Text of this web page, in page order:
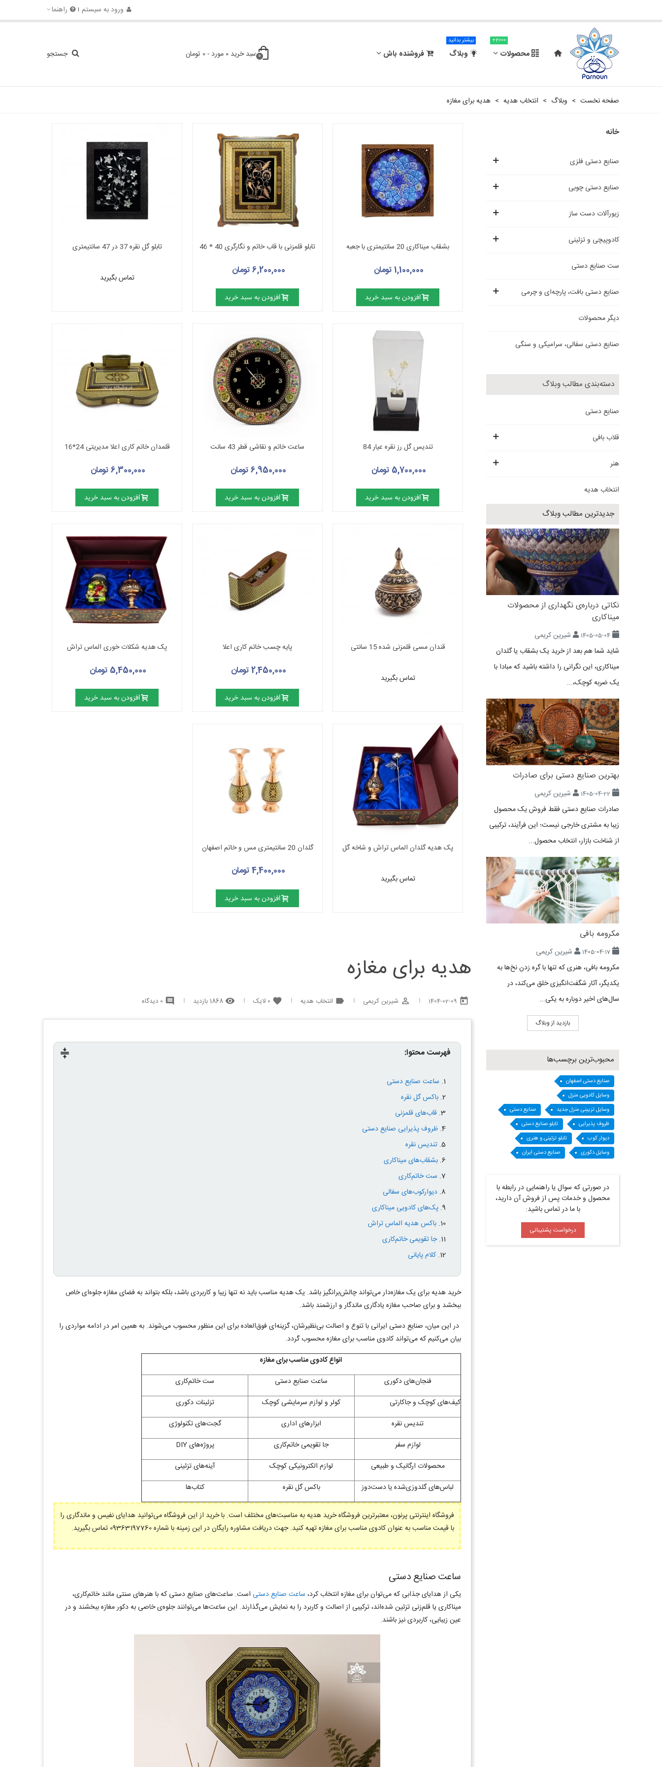
ورود به سیستم راهنما
محصولات
2000+
وبلاگ
بیشتر بدانید
فروشنده باش 0سبد خرید 0 مورد -0 تومان جستجو
صفحه نخست > وبلاگ > انتخاب هدیه > هدیه برای مغازه
خانه
صنایع دستی فلزی
صنایع دستی چوبی
زیورآلات دست ساز
کادوپیچی و تزئینی
ست صنایع دستی
صنایع دستی بافت، پارچه‌ای و چرمی
دیگر محصولات
صنایع دستی سفالی، سرامیکی و سنگی
دسته‌بندی مطالب وبلاگ
صنایع دستی
قلاب بافی
هنر
انتخاب هدیه
جدیدترین مطالب وبلاگ
نکاتی درباره‌ی نگهداری از محصولات
میناکاری
1405-05-04
شیرین کریمی
شاید شما هم بعد از خرید یک بشقاب یا گلدان
میناکاری، این نگرانی را داشته باشید که مبادا با
یک ضربه کوچک،...
بهترین صنایع دستی برای صادرات
1405-04-22
شیرین کریمی
صادرات صنایع دستی فقط فروش یک محصول
زیبا به مشتری خارجی نیست؛ این فرآیند، ترکیبی
از شناخت بازار، انتخاب محصول...
مکرومه بافی
1405-04-17
شیرین کریمی
مکرومه بافی، هنری که تنها با گره زدن نخ‌ها به
یکدیگر، آثار شگفت‌انگیزی خلق می‌کند، در
سال‌های اخیر دوباره به یکی...
بازدید از وبلاگ
محبوب‌ترین برچسب‌ها
صنایع دستی اصفهان
وسایل کادویی منزل
وسایل تزیینی منزل جدید
صنایع دستی
ظروف پذیرایی
تابلو صنایع دستی
دیوار کوب
تابلو تزئینی و هنری
وسایل دکوری
صنایع دستی ایران
در صورتی که سوال یا راهنمایی در رابطه با
محصول و خدمات پس از فروش آن دارید،
با ما در تماس باشید:
درخواست پشتیبانی
بشقاب میناکاری 20 سانتیمتری با جعبه
1,100,000 تومان
افزودن به سبد خرید
تابلو قلمزنی با قاب خاتم و نگارگری 40 * 46
6,200,000 تومان
افزودن به سبد خرید
تابلو گل نقره 37 در 47 سانتیمتری
تماس بگیرید
تندیس گل رز نقره عیار 84
5,700,000 تومان
افزودن به سبد خرید
ساعت خاتم و نقاشی قطر 43 سانت
6,950,000 تومان
افزودن به سبد خرید
قلمدان خاتم کاری اعلا مدیریتی 24*16
6,300,000 تومان
افزودن به سبد خرید
قندان مسی قلمزنی شده 15 سانتی
تماس بگیرید
پایه چسب خاتم کاری اعلا
2,450,000 تومان
افزودن به سبد خرید
پک هدیه شکلات خوری الماس تراش
5,450,000 تومان
افزودن به سبد خرید
پک هدیه گلدان الماس تراش و شاخه گل
تماس بگیرید
گلدان 20 سانتیمتری مس و خاتم اصفهان
4,400,000 تومان
افزودن به سبد خرید
هدیه برای مغازه
today
1404-02-09
perm_identity شیرین کریمی label انتخاب هدیه favorite
0 لایک remove_red_eye 1868 بازدید comment 0 دیدگاه
compress فهرست محتوا:
ساعت صنایع دستی
باکس گل نقره
قاب‌های قلمزنی
ظروف پذیرایی صنایع دستی
تندیس نقره
بشقاب‌های میناکاری
ست خاتم‌کاری
دیوارکوب‌های سفالی
پک‌های کادویی میناکاری
باکس هدیه الماس تراش
جا تقویمی خاتم‌کاری
کلام پایانی
خرید هدیه برای یک مغازه‌دار می‌تواند چالش‌برانگیز باشد. یک هدیه‌ مناسب باید نه ‌تنها زیبا و کاربردی باشد، بلکه بتواند به فضای مغازه جلوه‌ای خاص
ببخشد و برای صاحب مغازه یادگاری ماندگار و ارزشمند باشد.
در این میان، صنایع دستی ایرانی با تنوع و اصالت بی‌نظیرشان، گزینه‌ای فوق‌العاده برای این منظور محسوب می‌شوند. به همین امر در ادامه مواردی را
بیان می‌کنیم که می‌تواند کادوی مناسب برای مغازه محسوب گردد.
انواع کادوی مناسب برای مغازه
فنجان‌های دکوری
ساعت صنایع دستی
ست خاتم‌کاری
کیف‌های کوچک و جاکارتی
کولر و لوازم سرمایشی کوچک
تزئینات دکوری
تندیس نقره
ابزارهای اداری
گجت‌های تکنولوژی
لوازم سفر
جا تقویمی خاتم‌کاری پروژه‌هایDIY
محصولات ارگانیک و طبیعی
لوازم الکترونیکی کوچک
آینه‌های تزئینی
لباس‌های گلدوزی‌شده یا دست‌دوز
باکس گل نقره کتاب‌ها
فروشگاه اینترنتی پرنون، معتبرترین فروشگاه خرید هدیه به مناسبت‌های مختلف است. با خرید از این فروشگاه می‌توانید هدایای نفیس و ماندگاری را
با قیمت مناسب به عنوان کادوی مناسب برای مغازه تهیه کنید. جهت دریافت مشاوره رایگان در این زمینه با شماره 09363197760 تماس بگیرید.
ساعت صنایع دستی
یکی از هدایای جذابی که می‌توان برای مغازه انتخاب کرد، ساعت صنایع دستی است. ساعت‌های صنایع دستی که با هنرهای سنتی مانند خاتم‌کاری،
میناکاری یا قلم‌زنی تزئین شده‌اند، ترکیبی از اصالت و کاربرد را به نمایش می‌گذارند. این ساعت‌ها می‌توانند جلوه‌ی خاصی به دکور مغازه ببخشند و در
عین زیبایی، کاربردی نیز باشند.